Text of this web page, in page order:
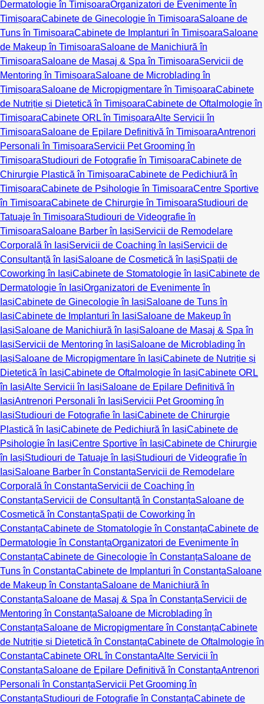
Dermatologie în TimișoaraOrganizatori de Evenimente în
TimișoaraCabinete de Ginecologie în TimișoaraSaloane de
Tuns în TimișoaraCabinete de Implanturi în TimișoaraSaloane
de Makeup în TimișoaraSaloane de Manichiură în
TimișoaraSaloane de Masaj & Spa în TimișoaraServicii de
Mentoring în TimișoaraSaloane de Microblading în
TimișoaraSaloane de Micropigmentare în TimișoaraCabinete
de Nutriție și Dietetică în TimișoaraCabinete de Oftalmologie în
TimișoaraCabinete ORL în TimișoaraAlte Servicii în
TimișoaraSaloane de Epilare Definitivă în TimișoaraAntrenori
Personali în TimișoaraServicii Pet Grooming în
TimișoaraStudiouri de Fotografie în TimișoaraCabinete de
Chirurgie Plastică în TimișoaraCabinete de Pedichiură în
TimișoaraCabinete de Psihologie în TimișoaraCentre Sportive
în TimișoaraCabinete de Chirurgie în TimișoaraStudiouri de
Tatuaje în TimișoaraStudiouri de Videografie în
TimișoaraSaloane Barber în IașiServicii de Remodelare
Corporală în IașiServicii de Coaching în IașiServicii de
Consultanță în IașiSaloane de Cosmetică în IașiSpații de
Coworking în IașiCabinete de Stomatologie în IașiCabinete de
Dermatologie în IașiOrganizatori de Evenimente în
IașiCabinete de Ginecologie în IașiSaloane de Tuns în
IașiCabinete de Implanturi în IașiSaloane de Makeup în
IașiSaloane de Manichiură în IașiSaloane de Masaj & Spa în
IașiServicii de Mentoring în IașiSaloane de Microblading în
IașiSaloane de Micropigmentare în IașiCabinete de Nutriție și
Dietetică în IașiCabinete de Oftalmologie în IașiCabinete ORL
în IașiAlte Servicii în IașiSaloane de Epilare Definitivă în
IașiAntrenori Personali în IașiServicii Pet Grooming în
IașiStudiouri de Fotografie în IașiCabinete de Chirurgie
Plastică în IașiCabinete de Pedichiură în IașiCabinete de
Psihologie în IașiCentre Sportive în IașiCabinete de Chirurgie
în IașiStudiouri de Tatuaje în IașiStudiouri de Videografie în
IașiSaloane Barber în ConstanțaServicii de Remodelare
Corporală în ConstanțaServicii de Coaching în
ConstanțaServicii de Consultanță în ConstanțaSaloane de
Cosmetică în ConstanțaSpații de Coworking în
ConstanțaCabinete de Stomatologie în ConstanțaCabinete de
Dermatologie în ConstanțaOrganizatori de Evenimente în
ConstanțaCabinete de Ginecologie în ConstanțaSaloane de
Tuns în ConstanțaCabinete de Implanturi în ConstanțaSaloane
de Makeup în ConstanțaSaloane de Manichiură în
ConstanțaSaloane de Masaj & Spa în ConstanțaServicii de
Mentoring în ConstanțaSaloane de Microblading în
ConstanțaSaloane de Micropigmentare în ConstanțaCabinete
de Nutriție și Dietetică în ConstanțaCabinete de Oftalmologie în
ConstanțaCabinete ORL în ConstanțaAlte Servicii în
ConstanțaSaloane de Epilare Definitivă în ConstanțaAntrenori
Personali în ConstanțaServicii Pet Grooming în
ConstanțaStudiouri de Fotografie în ConstanțaCabinete de